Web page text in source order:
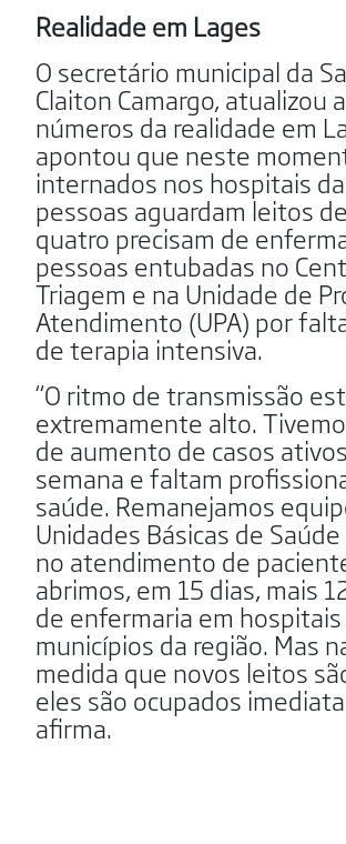
Realidade em Lages
O secretário municipal da
Claiton Camargo, atualizou
números da realidade em
apontou que neste
internados nos hospitais
pessoas aguardam leitos
quatro precisam de
pessoas entubadas no
Triagem e na Unidade de
Atendimento (UPA) por
de terapia intensiva.
“O ritmo de transmissão
extremamente alto.
de aumento de casos
semana e faltam
saúde. Remanejamos
Unidades Básicas de
no atendimento de
abrimos, em 15 dias, mais
de enfermaria em
municípios da região. Mas
medida que novos leitos
eles são ocupados
afirma.